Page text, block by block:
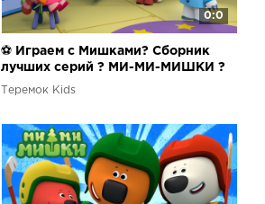
0:0
⚽ Играем с Мишками? Сборник
лучших серий ? МИ-МИ-МИШКИ ?
Теремок Kids